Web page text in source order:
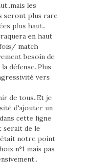
les
seront plus rare
plus haut..
en haut
match
besoin de
défense..Plus
vers
de tous..Et je
d'ajouter un
cette ligne
serait de le
notre point
n°1 mais pas